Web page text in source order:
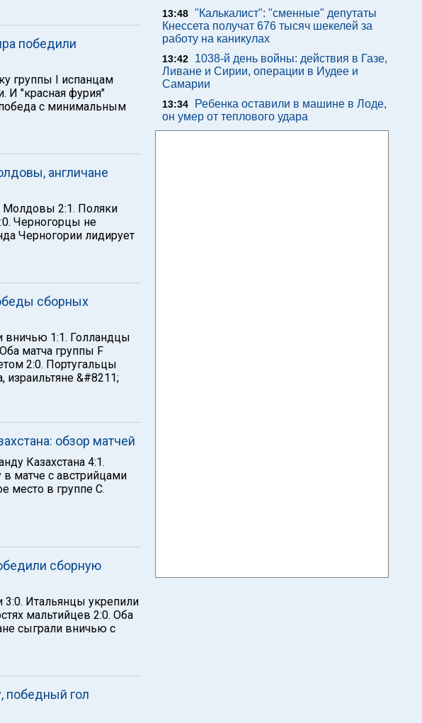
победили
группы I испанцам
И "красная фурия"
с минимальным
англичане
Молдовы 2:1. Поляки
Черногорцы не
Черногории лидирует
сборных
вничью 1:1. Голландцы
матча группы F
2:0. Португальцы
израильтяне &#8211;
обзор матчей
Казахстана 4:1.
матче с австрийцами
место в группе С.
сборную
Итальянцы укрепили
мальтийцев 2:0. Оба
сыграли вничью с
победный гол
13:48 "Калькалист": "сменные" депутаты
Кнессета получат 676 тысяч шекелей за
работу на каникулах
13:42
1038-й день войны: действия в Газе,
Ливане и Сирии, операции в Иудее и
Самарии
13:34
Ребенка оставили в машине в Лоде,
он умер от теплового удара